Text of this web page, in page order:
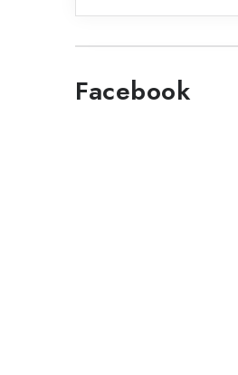
a
n
e
Facebook